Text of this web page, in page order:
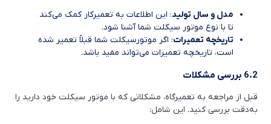
مدل و سال تولید: این اطلاعات به تعمیرکار کمک می‌کند
تا با نوع موتور سیکلت شما آشنا شود.
تاریخچه تعمیرات: اگر موتورسیکلت شما قبلاً تعمیر شده
است، تاریخچه تعمیرات می‌تواند مفید باشد.
6.2 بررسی مشکلات
قبل از مراجعه به تعمیرگاه، مشکلاتی که با موتور سیکلت خود دارید را
به‌دقت بررسی کنید. این شامل: